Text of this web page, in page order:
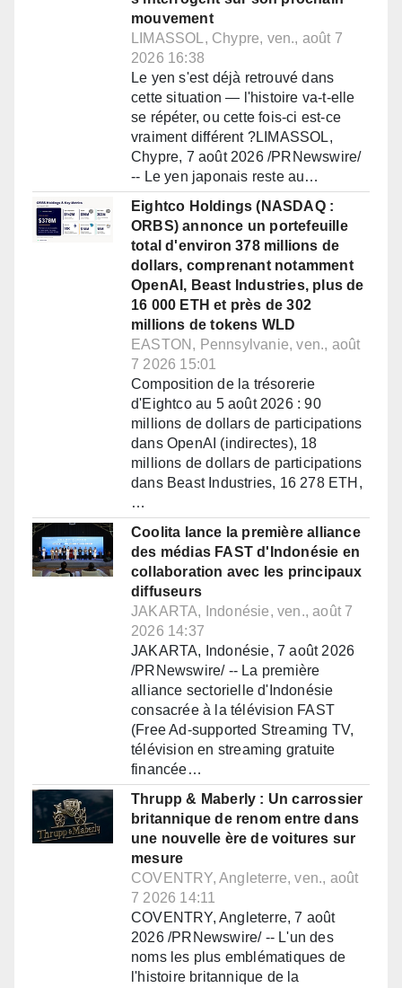
mouvement
LIMASSOL, Chypre, ven., août 7
2026 16:38
Le yen s'est déjà retrouvé dans
cette situation — l'histoire va-t-elle
se répéter, ou cette fois-ci est-ce
vraiment différent ?LIMASSOL,
Chypre, 7 août 2026 /PRNewswire/
-- Le yen japonais reste au…
Eightco Holdings (NASDAQ :
ORBS) annonce un portefeuille
total d'environ 378 millions de
dollars, comprenant notamment
OpenAI, Beast Industries, plus de
16 000 ETH et près de 302
millions de tokens WLD
EASTON, Pennsylvanie, ven., août
7 2026 15:01
Composition de la trésorerie
d'Eightco au 5 août 2026 : 90
millions de dollars de participations
dans OpenAI (indirectes), 18
millions de dollars de participations
dans Beast Industries, 16 278 ETH,
…
Coolita lance la première alliance
des médias FAST d'Indonésie en
collaboration avec les principaux
diffuseurs
JAKARTA, Indonésie, ven., août 7
2026 14:37
JAKARTA, Indonésie, 7 août 2026
/PRNewswire/ -- La première
alliance sectorielle d'Indonésie
consacrée à la télévision FAST
(Free Ad-supported Streaming TV,
télévision en streaming gratuite
financée…
Thrupp & Maberly : Un carrossier
britannique de renom entre dans
une nouvelle ère de voitures sur
mesure
COVENTRY, Angleterre, ven., août
7 2026 14:11
COVENTRY, Angleterre, 7 août
2026 /PRNewswire/ -- L'un des
noms les plus emblématiques de
l'histoire britannique de la